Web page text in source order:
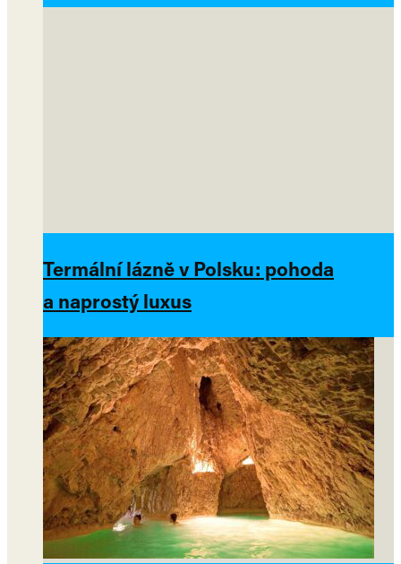
Termální lázně v Polsku: pohoda
a naprostý luxus